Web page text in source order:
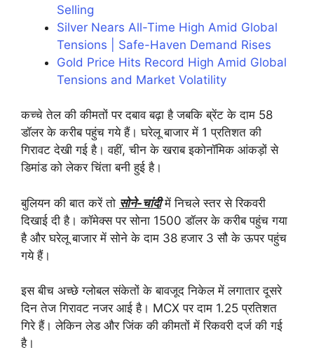
Selling
Silver Nears All-Time High Amid Global
Tensions | Safe-Haven Demand Rises
Gold Price Hits Record High Amid Global
Tensions and Market Volatility
कच्चे तेल की कीमतों पर दबाव बढ़ा है जबकि ब्रेंट के दाम 58
डॉलर के करीब पहुंच गये हैं। घरेलू बाजार में 1 प्रतिशत की
गिरावट देखी गई है। वहीं, चीन के खराब इकोनॉमिक आंकड़ों से
डिमांड को लेकर चिंता बनी हुई है।
बुलियन की बात करें तो सोने-चांदीमें निचले स्तर से रिकवरी
दिखाई दी है। कॉमेक्स पर सोना 1500 डॉलर के करीब पहुंच गया
है और घरेलू बाजार में सोने के दाम 38 हजार 3 सौ के ऊपर पहुंच
गये हैं।
इस बीच अच्छे ग्लोबल संकेतों के बावजूद निकेल में लगातार दूसरे
दिन तेज गिरावट नजर आई है। MCX पर दाम 1.25 प्रतिशत
गिरे हैं। लेकिन लेड और जिंक की कीमतों में रिकवरी दर्ज की गई
है।